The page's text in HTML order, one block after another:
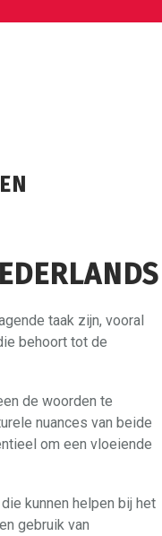
taak zijn, vooral
behoort tot de
de woorden te
nuances van beide
om een vloeiende
kunnen helpen bij het
gebruik van